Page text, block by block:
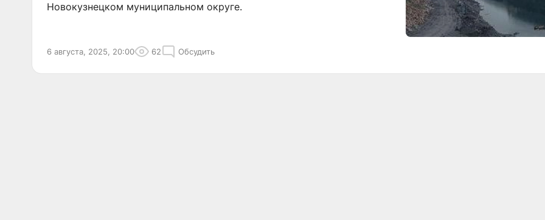
Новокузнецком муниципальном округе.
6 августа, 2025, 20:00 62 Обсудить